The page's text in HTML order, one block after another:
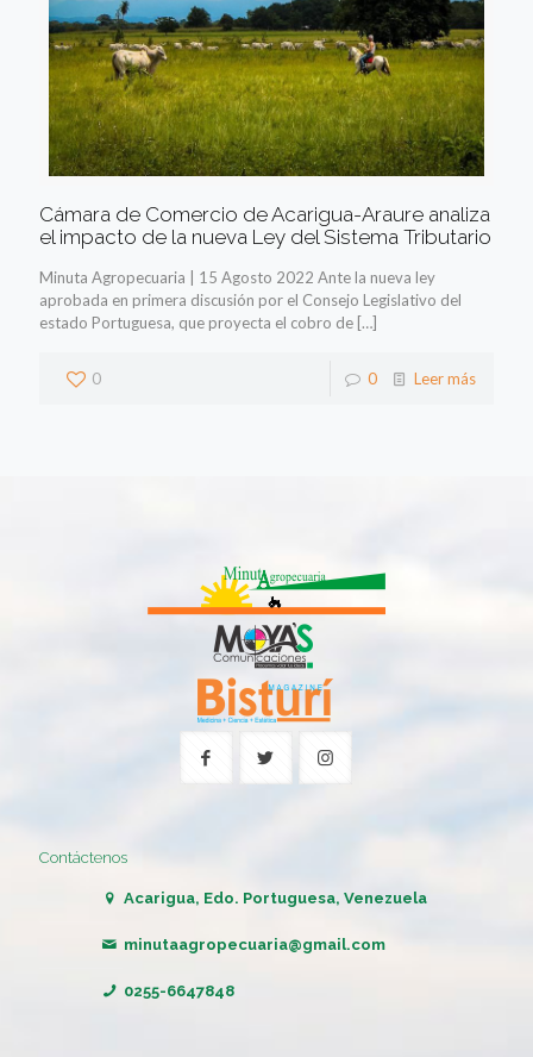
Cámara de Comercio de Acarigua-Araure analiza
el impacto de la nueva Ley del Sistema Tributario
Minuta Agropecuaria | 15 Agosto 2022 Ante la nueva ley
aprobada en primera discusión por el Consejo Legislativo del
estado Portuguesa, que proyecta el cobro de […]
0 0 Leer más
Contáctenos
Acarigua, Edo. Portuguesa, Venezuela
minutaagropecuaria@gmail.com
0255-6647848